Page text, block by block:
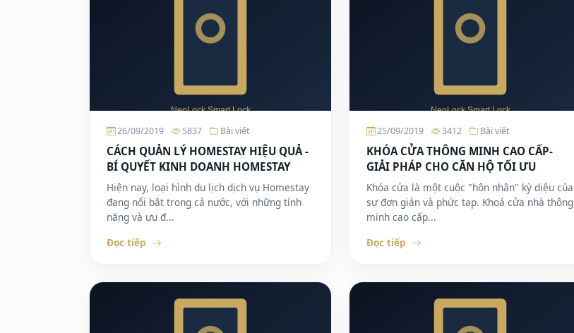
26/09/2019 5837 Bài viết
CÁCH QUẢN LÝ HOMESTAY HIỆU QUẢ -
BÍ QUYẾT KINH DOANH HOMESTAY
Hiện nay, loại hình du lịch dịch vụ Homestay
đang nổi bật trong cả nước, với những tính
năng và ưu đ...
Đọc tiếp
25/09/2019 3412 Bài viết
KHÓA CỬA THÔNG MINH CAO CẤP-
GIẢI PHÁP CHO CĂN HỘ TỐI ƯU
Khóa cửa là một cuộc "hôn nhân" kỳ diệu của
sự đơn giản và phức tạp. Khoá cửa nhà thông
minh cao cấp...
Đọc tiếp